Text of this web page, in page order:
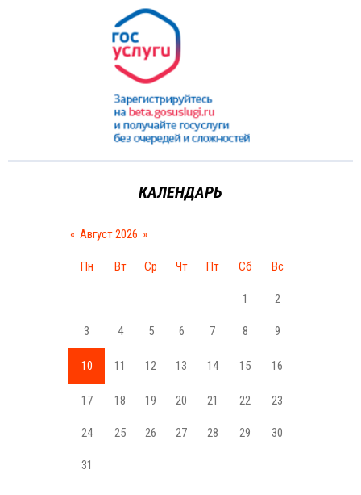
КАЛЕНДАРЬ
« Август 2026 »
Пн Вт Ср Чт Пт Сб Вс
1 2
3 4 5 6 7 8 9
10 11 12 13 14 15 16
17 18 19 20 21 22 23
24 25 26 27 28 29 30
31